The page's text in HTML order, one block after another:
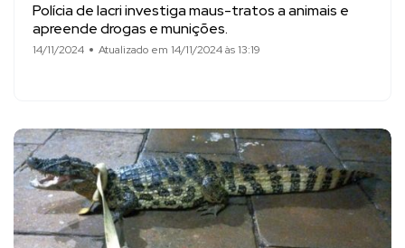
Polícia de Iacri investiga maus-tratos a animais e
apreende drogas e munições.
14/11/2024 Atualizado em 14/11/2024 às 13:19